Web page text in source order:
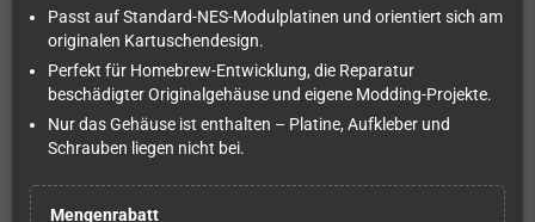
Passt auf Standard-NES-Modulplatinen und orientiert sich am
originalen Kartuschendesign.
Perfekt für Homebrew-Entwicklung, die Reparatur
beschädigter Originalgehäuse und eigene Modding-Projekte.
Nur das Gehäuse ist enthalten – Platine, Aufkleber und
Schrauben liegen nicht bei.
Mengenrabatt